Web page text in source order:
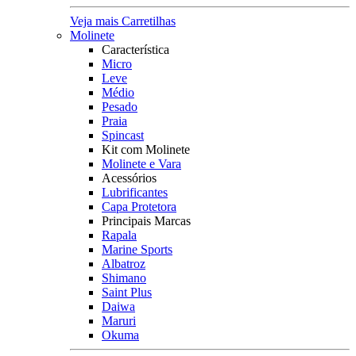
Veja mais Carretilhas
Molinete
Característica
Micro
Leve
Médio
Pesado
Praia
Spincast
Kit com Molinete
Molinete e Vara
Acessórios
Lubrificantes
Capa Protetora
Principais Marcas
Rapala
Marine Sports
Albatroz
Shimano
Saint Plus
Daiwa
Maruri
Okuma